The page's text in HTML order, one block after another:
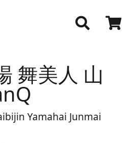
舞美人 山
Yamahai Junmai